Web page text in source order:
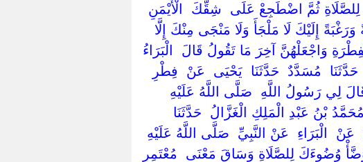
ثُمَّ اضْطَجِعْ عَلَى ‏ ‏شِقِّكَ ‏ ‏الْأَيْمَنِ
إِلَيْكَ لَا مَلْجَأَ وَلَا مَنْجَى مِنْكَ إِلَّا
وَاجْعَلْهُنَّ آخِرَ مَا تَقُولُ قَالَ ‏ ‏الْبَرَاءُ
‏مُسَدَّدٌ ‏ ‏حَدَّثَنَا ‏ ‏يَحْيَى ‏ ‏عَنْ ‏ ‏فِطْرِ
لِي رَسُولُ اللَّهِ ‏ ‏صَلَّى اللَّهُ عَلَيْهِ
بْنُ عَبْدِ الْمَلِكِ الْغَزَّالُ ‏ ‏حَدَّثَنَا
‏الْبَرَاءِ ‏ ‏عَنْ النَّبِيِّ ‏ ‏صَلَّى اللَّهُ عَلَيْهِ
وُضُوءَكَ لِلصَّلَاةِ وَسَاقَ مَعْنَى ‏ ‏مُعْتَمِرٍ